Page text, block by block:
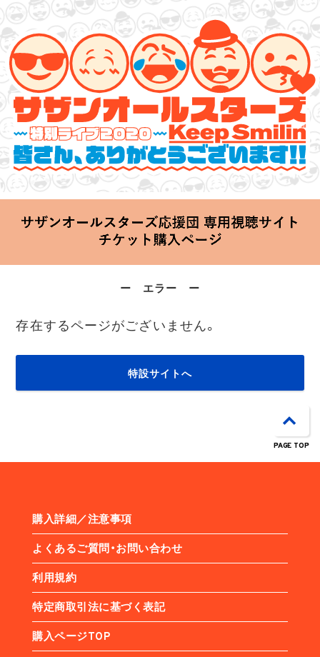
サザンオールスターズ 特別ライブ 2020
「Keep Smilin’～皆さん、ありがとうございます!!～」
2020.06.25 Thu 20:00 Start at 横浜アリーナ
ー エラー ー
存在するページがございません。
特設サイトへ
購入詳細／注意事項
よくあるご質問・お問い合わせ
利用規約
特定商取引法に基づく表記
購入ページTOP
PAGE TOP